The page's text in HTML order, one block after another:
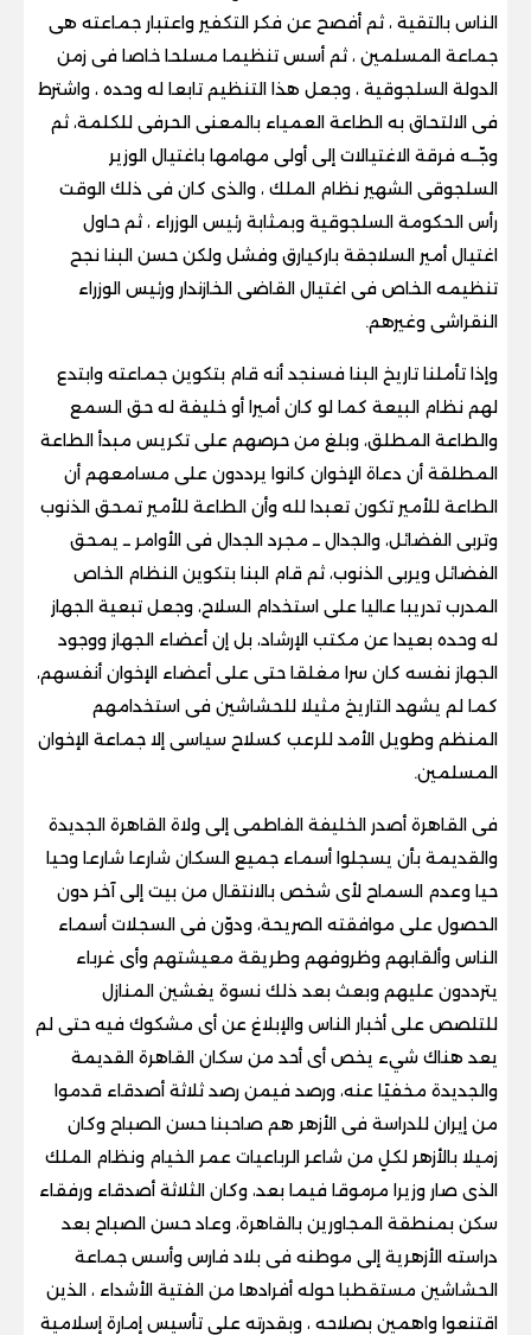
الناس بالتقية ، ثم أفصح عن فكر التكفير واعتبار جماعته هى
جماعة المسلمين ، ثم أسس تنظيما مسلحا خاصا فى زمن
الدولة السلجوقية ، وجعل هذا التنظيم تابعا له وحده ، واشترط
فى الالتحاق به الطاعة العمياء بالمعنى الحرفى للكلمة، ثم
وجّــه فرقة الاغتيالات إلى أولى مهامها باغتيال الوزير
السلجوقى الشهير نظام الملك ، والذى كان فى ذلك الوقت
رأس الحكومة السلجوقية وبمثابة رئيس الوزراء ، ثم حاول
اغتيال أمير السلاجقة باركيارق وفشل ولكن حسن البنا نجح
تنظيمه الخاص فى اغتيال القاضى الخازندار ورئيس الوزراء
النقراشى وغيرهم.
وإذا تأملنا تاريخ البنا فسنجد أنه قام بتكوين جماعته وابتدع
لهم نظام البيعة كما لو كان أميرا أو خليفة له حق السمع
والطاعة المطلق، وبلغ من حرصهم على تكريس مبدأ الطاعة
المطلقة أن دعاة الإخوان كانوا يرددون على مسامعهم أن
الطاعة للأمير تكون تعبدا لله وأن الطاعة للأمير تمحق الذنوب
وتربى الفضائل، والجدال ــ مجرد الجدال فى الأوامر ــ يمحق
الفضائل ويربى الذنوب، ثم قام البنا بتكوين النظام الخاص
المدرب تدريبا عاليا على استخدام السلاح، وجعل تبعية الجهاز
له وحده بعيدا عن مكتب الإرشاد، بل إن أعضاء الجهاز ووجود
الجهاز نفسه كان سرا مغلقا حتى على أعضاء الإخوان أنفسهم،
كما لم يشهد التاريخ مثيلا للحشاشين فى استخدامهم
المنظم وطويل الأمد للرعب كسلاح سياسى إلا جماعة الإخوان
المسلمين.
فى القاهرة أصدر الخليفة الفاطمى إلى ولاة القاهرة الجديدة
والقديمة بأن يسجلوا أسماء جميع السكان شارعا شارعا وحيا
حيا وعدم السماح لأى شخص بالانتقال من بيت إلى آخر دون
الحصول على موافقته الصريحة، ودوّن فى السجلات أسماء
الناس وألقابهم وظروفهم وطريقة معيشتهم وأى غرباء
يترددون عليهم وبعث بعد ذلك نسوة يغشين المنازل
للتلصص على أخبار الناس والإبلاغ عن أى مشكوك فيه حتى لم
يعد هناك شيء يخص أى أحد من سكان القاهرة القديمة
والجديدة مخفيًا عنه، ورصد فيمن رصد ثلاثة أصدقاء قدموا
من إيران للدراسة فى الأزهر هم صاحبنا حسن الصباح وكان
زميلا بالأزهر لكلٍ من شاعر الرباعيات عمر الخيام ونظام الملك
الذى صار وزيرا مرموقا فيما بعد، وكان الثلاثة أصدقاء ورفقاء
سكن بمنطقة المجاورين بالقاهرة، وعاد حسن الصباح بعد
دراسته الأزهرية إلى موطنه فى بلاد فارس وأسس جماعة
الحشاشين مستقطبا حوله أفرادها من الفتية الأشداء ، الذين
اقتنعوا واهمين بصلاحه ، وبقدرته على تأسيس إمارة إسلامية